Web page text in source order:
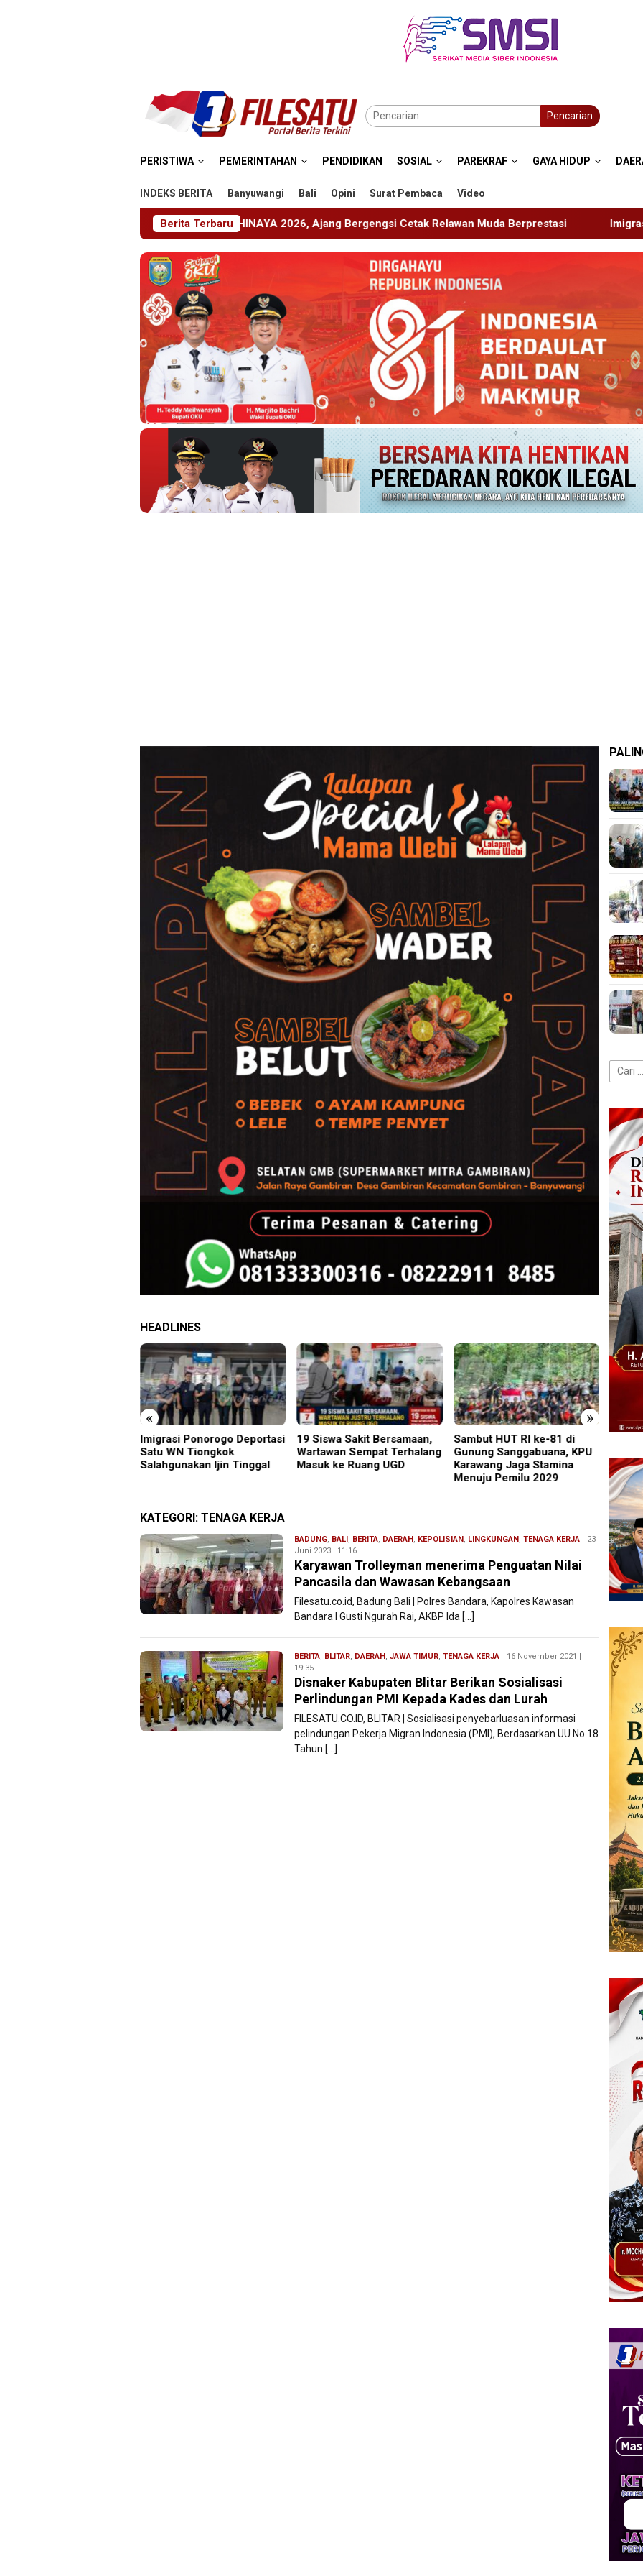
Pencarian
PERISTIWA PEMERINTAHAN PENDIDIKAN SOSIAL PAREKRAF GAYA HIDUP
INDEKS BERITA Banyuwangi Bali Opini Surat Pembaca Video
Berita Terbaru
1 Jember Gelar ABHINAYA 2026, Ajang Bergengsi Cetak Relawan Muda Berprestasi Imigrasi Ponorogo Deportasi
HEADLINES
« »
Imigrasi Ponorogo Deportasi
Satu WN Tiongkok
Salahgunakan Ijin Tinggal
19 Siswa Sakit Bersamaan,
Wartawan Sempat Terhalang
Masuk ke Ruang UGD
Sambut HUT RI ke-81 di
Gunung Sanggabuana, KPU
Karawang Jaga Stamina
Menuju Pemilu 2029
KATEGORI: TENAGA KERJA
BADUNG, BALI, BERITA, DAERAH, KEPOLISIAN, LINGKUNGAN, TENAGA KERJA Redaksi
23
Juni 2023 | 11:16
Karyawan Trolleyman menerima Penguatan Nilai
Pancasila dan Wawasan Kebangsaan
Filesatu.co.id, Badung Bali | Polres Bandara, Kapolres Kawasan
Bandara I Gusti Ngurah Rai, AKBP Ida […]
BERITA, BLITAR, DAERAH, JAWA TIMUR, TENAGA KERJA Redaksi
16 November 2021 |
19:35
Disnaker Kabupaten Blitar Berikan Sosialisasi
Perlindungan PMI Kepada Kades dan Lurah
FILESATU.CO.ID, BLITAR | Sosialisasi penyebarluasan informasi
pelindungan Pekerja Migran Indonesia (PMI), Berdasarkan UU No.18
Tahun […]
Cari
untuk: